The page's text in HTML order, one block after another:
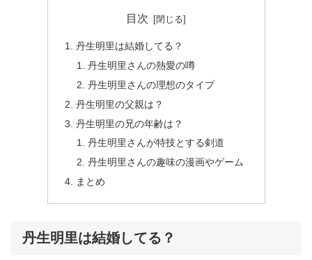
目次
丹生明里は結婚してる？
丹生明里さんの熱愛の噂
丹生明里さんの理想のタイプ
丹生明里の父親は？
丹生明里の兄の年齢は？
丹生明里さんが特技とする剣道
丹生明里さんの趣味の漫画やゲーム
まとめ
丹生明里は結婚してる？